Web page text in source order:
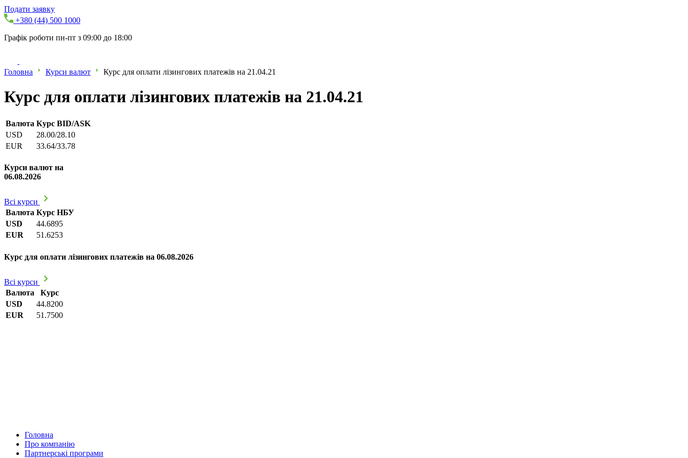
Подати заявку
+380 (44) 500 1000
Графік роботи пн-пт з 09:00 до 18:00
Головна Курси валют Курс для оплати лізингових платежів на 21.04.21
Курс для оплати лізингових платежів на 21.04.21
Валюта Курс BID/ASK
USD
28.00/28.10
EUR
33.64/33.78
Курси валют на
06.08.2026
Всі курси
Валюта Курс НБУ
USD
44.6895
EUR
51.6253
Курс для оплати лізингових платежів на 06.08.2026
Всі курси
Валюта
Курс
USD
44.8200
EUR
51.7500
Головна
Про компанію
Партнерські програми